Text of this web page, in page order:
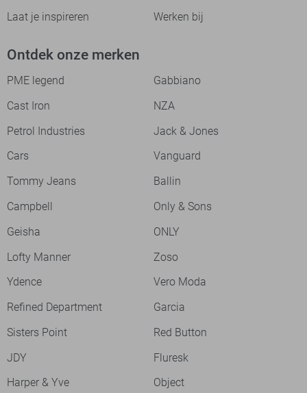
Laat je inspireren Werken bij
Ontdek onze merken
PME legend
Gabbiano
Cast Iron
NZA
Petrol Industries
Jack & Jones
Cars
Vanguard
Tommy Jeans
Ballin
Campbell
Only & Sons
Geisha
ONLY
Lofty Manner
Zoso
Ydence
Vero Moda
Refined Department
Garcia
Sisters Point
Red Button
JDY
Fluresk
Harper & Yve
Object